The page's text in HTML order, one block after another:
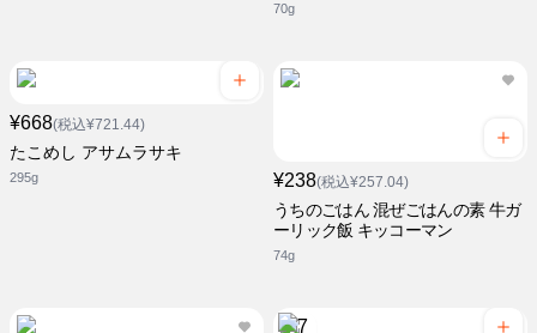
70g
¥668(税込¥721.44)
たこめし アサムラサキ
295g ¥238(税込¥257.04)
うちのごはん 混ぜごはんの素 牛ガ
ーリック飯 キッコーマン
74g